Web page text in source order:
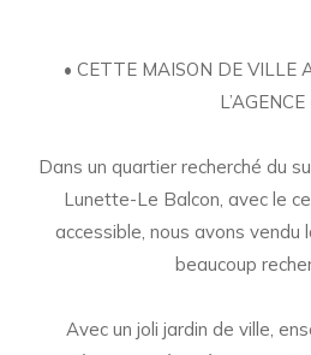
• CETTE MAISON DE VILLE
L’AGENCE
Dans un quartier recherché du
Lunette-Le Balcon, avec le
accessible, nous avons vendu
beaucoup
Avec un joli jardin de ville,